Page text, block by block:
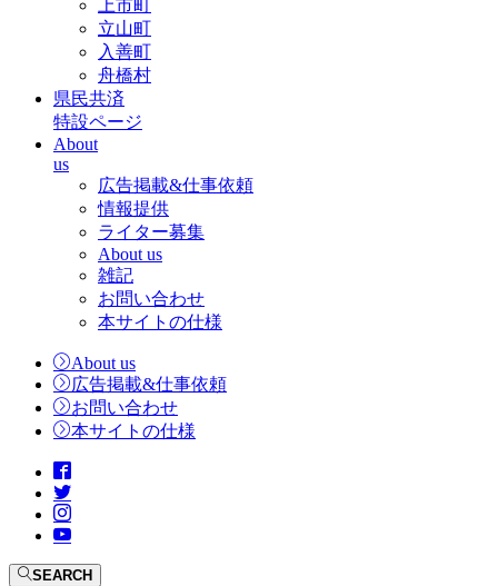
上市町
立山町
入善町
舟橋村
県民共済
特設ページ
About
us
広告掲載&仕事依頼
情報提供
ライター募集
About us
雑記
お問い合わせ
本サイトの仕様
About us
広告掲載&仕事依頼
お問い合わせ
本サイトの仕様
SEARCH